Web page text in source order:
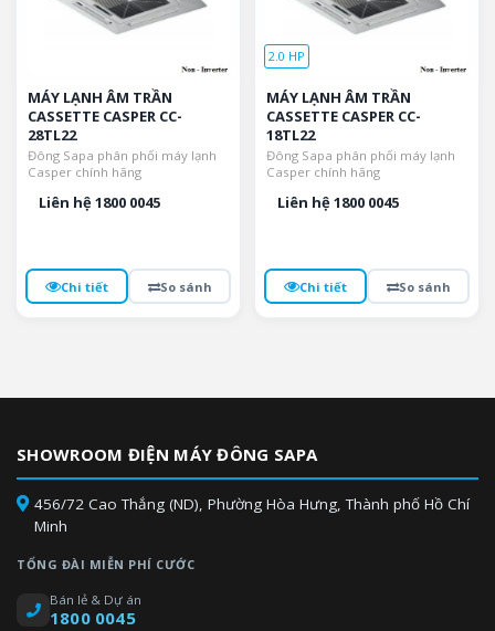
MÁY LẠNH ÂM TRẦN
CASSETTE CASPER CC-
28TL22
Đông Sapa phân phối máy lạnh
Casper chính hãng
Liên hệ 1800 0045
Chi tiết So sánh
2.0 HP
MÁY LẠNH ÂM TRẦN
CASSETTE CASPER CC-
18TL22
Đông Sapa phân phối máy lạnh
Casper chính hãng
Liên hệ 1800 0045
Chi tiết So sánh
SHOWROOM ĐIỆN MÁY ĐÔNG SAPA
456/72 Cao Thắng (ND), Phường Hòa Hưng, Thành phố Hồ Chí
Minh
TỔNG ĐÀI MIỄN PHÍ CƯỚC
Bán lẻ & Dự án
1800 0045